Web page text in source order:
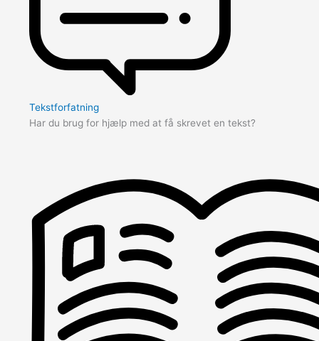
Tekstforfatning
Har du brug for hjælp med at få skrevet en tekst?